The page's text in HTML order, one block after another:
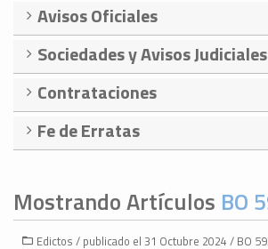
Avisos Oficiales
Sociedades y Avisos Judiciales
Contrataciones
Fe de Erratas
Mostrando Artículos BO
Edictos / publicado el 31 Octubre 2024 / BO